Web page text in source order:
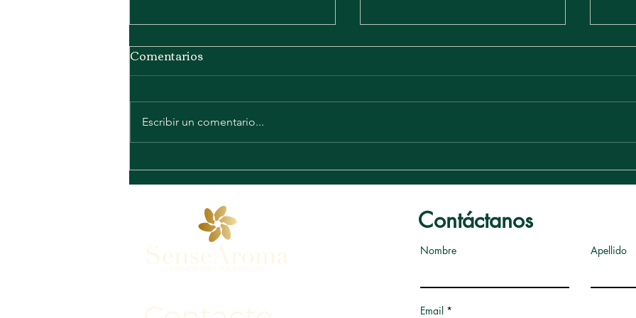
Nuestra familia de
esencias
El poder del marketing
olfativo
Las
Comentarios
Escribir un comentario...
Contáctanos
Nombre Apellido
Email